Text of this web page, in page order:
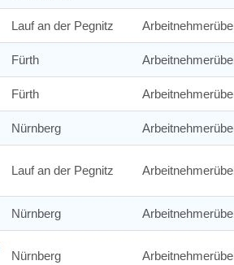
Lauf an der Pegnitz
Fürth
Fürth
Nürnberg
Lauf an der Pegnitz
Nürnberg
Nürnberg